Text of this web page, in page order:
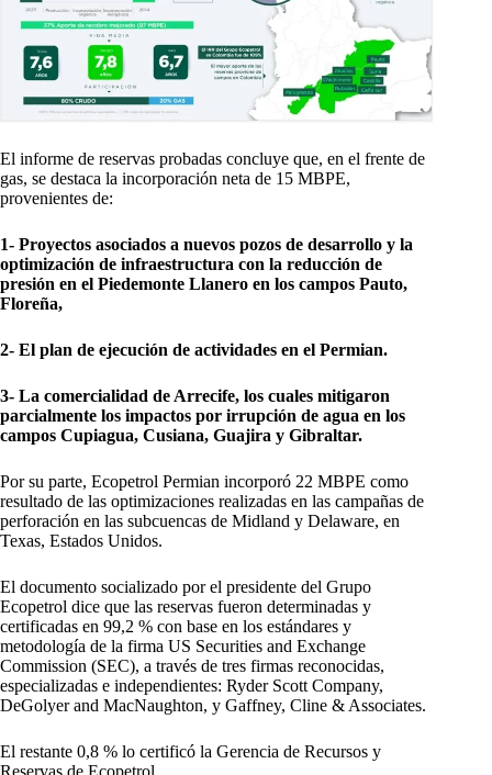
El informe de reservas probadas concluye que, en el frente de
gas, se destaca la incorporación neta de 15 MBPE,
provenientes de:
1- Proyectos asociados a nuevos pozos de desarrollo y la
optimización de infraestructura con la reducción de
presión en el Piedemonte Llanero en los campos Pauto,
Floreña,
2- El plan de ejecución de actividades en el Permian.
3- La comercialidad de Arrecife, los cuales mitigaron
parcialmente los impactos por irrupción de agua en los
campos Cupiagua, Cusiana, Guajira y Gibraltar.
Por su parte, Ecopetrol Permian incorporó 22 MBPE como
resultado de las optimizaciones realizadas en las campañas de
perforación en las subcuencas de Midland y Delaware, en
Texas, Estados Unidos.
El documento socializado por el presidente del Grupo
Ecopetrol dice que las reservas fueron determinadas y
certificadas en 99,2 % con base en los estándares y
metodología de la firma US Securities and Exchange
Commission (SEC), a través de tres firmas reconocidas,
especializadas e independientes: Ryder Scott Company,
DeGolyer and MacNaughton, y Gaffney, Cline & Associates.
El restante 0,8 % lo certificó la Gerencia de Recursos y
Reservas de Ecopetrol.